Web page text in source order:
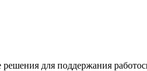
для поддержания